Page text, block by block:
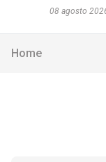
08 agosto
Home